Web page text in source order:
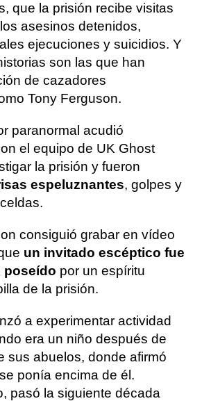
que la prisión recibe visitas
asesinos detenidos,
ejecuciones y suicidios. Y
son las que han
de cazadores
Tony Ferguson.
paranormal acudió
el equipo de UK Ghost
la prisión y fueron
espeluznantes, golpes y
consiguió grabar en vídeo
un invitado escéptico fue
poseído por un espíritu
de la prisión.
a experimentar actividad
era un niño después de
sus abuelos, donde afirmó
ponía encima de él.
pasó la siguiente década